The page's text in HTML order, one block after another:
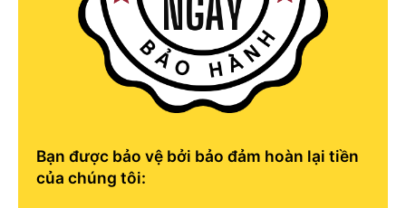
Bạn được bảo vệ bởi bảo đảm hoàn lại tiền
của chúng tôi: